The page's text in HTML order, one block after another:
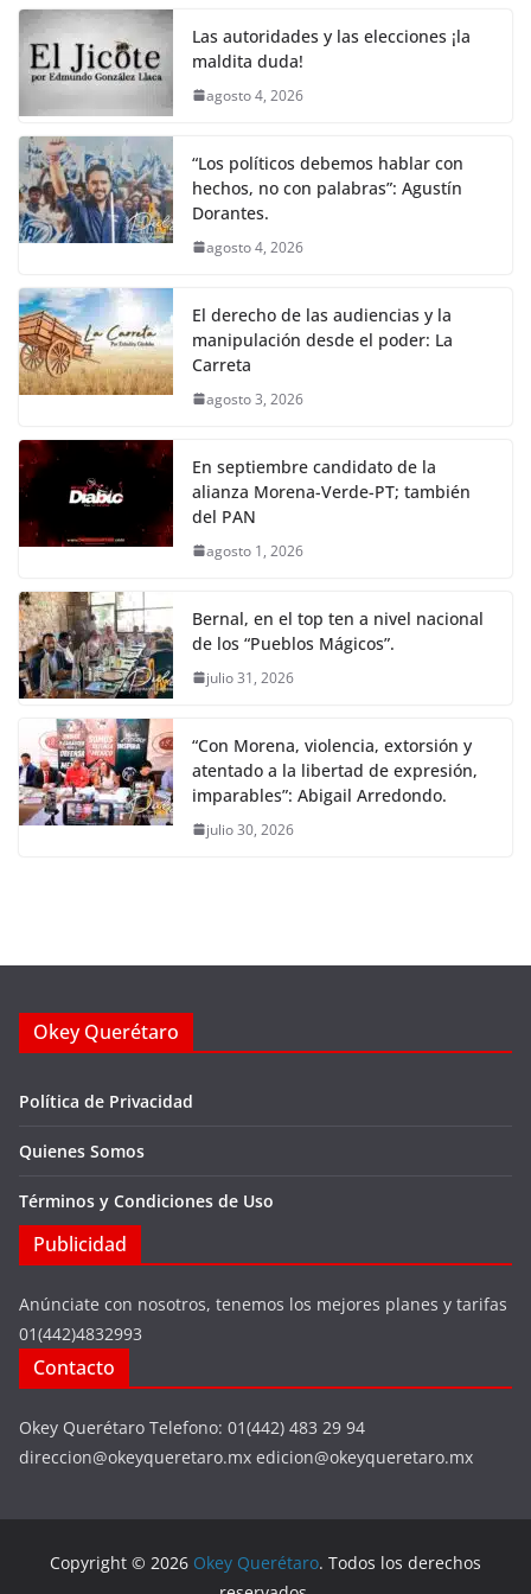
o
k
p k
Las autoridades y las elecciones ¡la
maldita duda!
agosto 4, 2026
“Los políticos debemos hablar con
hechos, no con palabras”: Agustín
Dorantes.
agosto 4, 2026
El derecho de las audiencias y la
manipulación desde el poder: La
Carreta
agosto 3, 2026
En septiembre candidato de la
alianza Morena-Verde-PT; también
del PAN
agosto 1, 2026
Bernal, en el top ten a nivel nacional
de los “Pueblos Mágicos”.
julio 31, 2026
“Con Morena, violencia, extorsión y
atentado a la libertad de expresión,
imparables”: Abigail Arredondo.
julio 30, 2026
Okey Querétaro
Política de Privacidad
Quienes Somos
Términos y Condiciones de Uso
Publicidad
Anúnciate con nosotros, tenemos los mejores planes y tarifas
01(442)4832993
Contacto
Okey Querétaro Telefono: 01(442) 483 29 94
direccion@okeyqueretaro.mx edicion@okeyqueretaro.mx
Copyright © 2026 Okey Querétaro. Todos los derechos